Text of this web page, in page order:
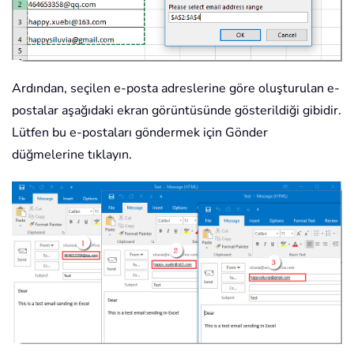
    Application
.ScreenUpdating =
End Sub
Ardından, seçilen e-posta adreslerine göre oluşturulan e-
postalar aşağıdaki ekran görüntüsünde gösterildiği gibidir.
Lütfen bu e-postaları göndermek için Gönder
düğmelerine tıklayın.